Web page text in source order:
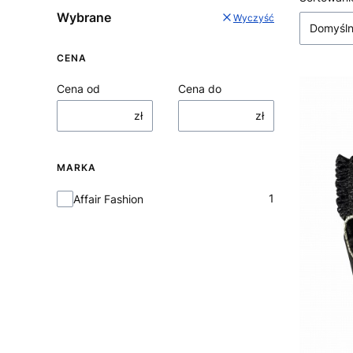
Wybrane Wyczyść
CENA
Cena od
zł
Cena do
zł
MARKA
Marka
Affair Fashion 1